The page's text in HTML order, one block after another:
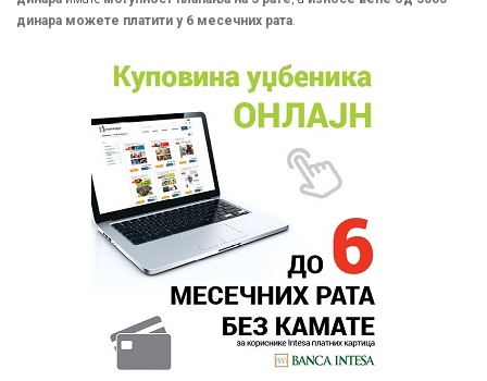
динара можете платити у 6 месечних рата.